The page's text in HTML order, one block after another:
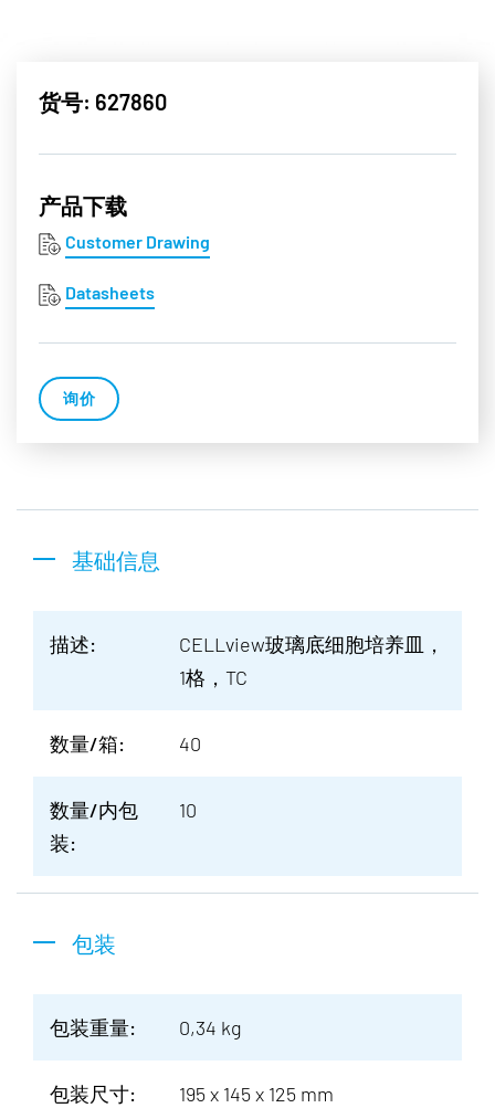
货号: 627860
产品下载
Customer Drawing
Datasheets
询价
基础信息
描述:
CELLview玻璃底细胞培养皿，
1格，TC
数量/箱: 40
数量/内包
装:
10
包装
包装重量: 0,34 kg
包装尺寸: 195 x 145 x 125 mm